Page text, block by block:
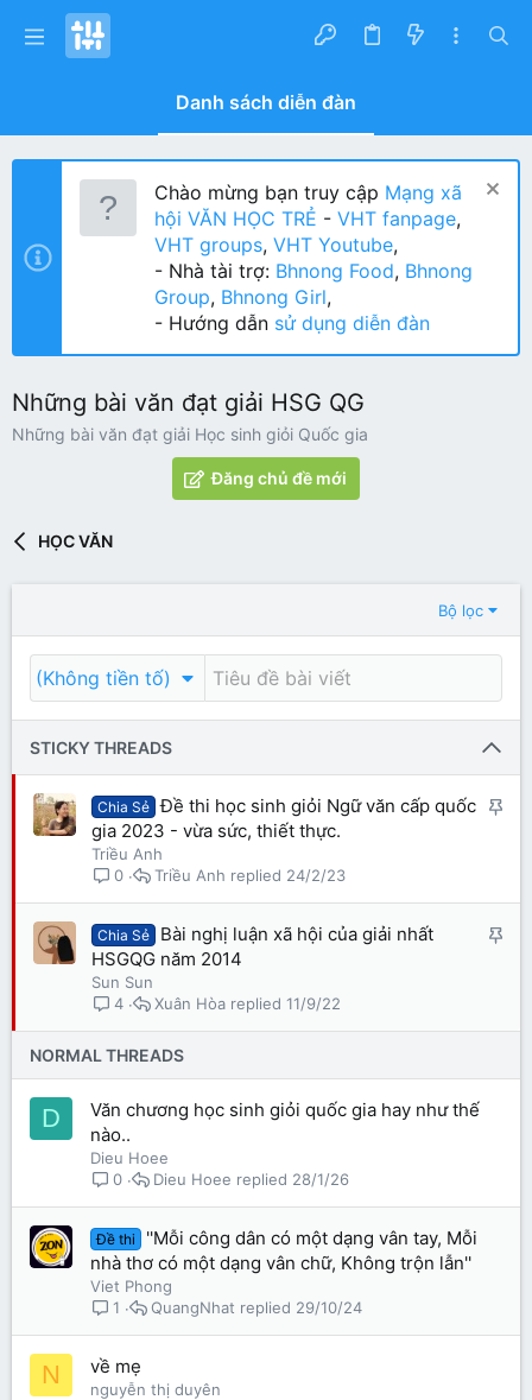
Danh sách diễn đàn
Chào mừng bạn truy cập Mạng xã
hội VĂN HỌC TRẺ - VHT fanpage,
VHT groups, VHT Youtube,
- Nhà tài trợ: Bhnong Food, Bhnong
Group, Bhnong Girl,
- Hướng dẫn sử dụng diễn đàn
Những bài văn đạt giải HSG QG
Những bài văn đạt giải Học sinh giỏi Quốc gia
Đăng chủ đề mới
HỌC VĂN
Bộ lọc
(Không tiền tố)
STICKY THREADS
G
l
ạ
Chia Sẻ
Đề thi học sinh giỏi Ngữ văn cấp quốc
gia 2023 - vừa sức, thiết thực.
Triều Anh
0
24/2/23
Triều Anh
G
l
Chia Sẻ
Bài nghị luận xã hội của giải nhất
HSGQG năm 2014
Sun Sun
4
11/9/22
Xuân Hòa
NORMAL THREADS
D
Văn chương học sinh giỏi quốc gia hay như thế
nào..
Dieu Hoee
0
28/1/26
Dieu Hoee
Đề thi
''Mỗi công dân có một dạng vân tay, Mỗi
nhà thơ có một dạng vân chữ, Không trộn lẫn''
Viet Phong
1
29/10/24
QuangNhat
N về mẹ
nguyễn thị duyên